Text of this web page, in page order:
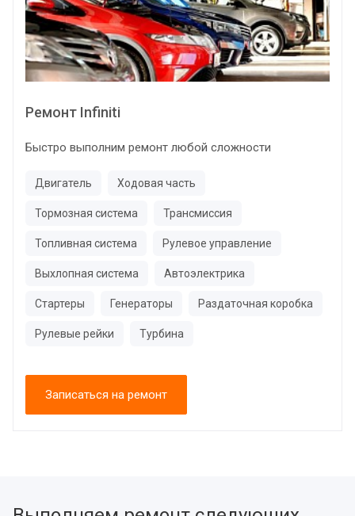
Ремонт Infiniti
Быстро выполним ремонт любой сложности
Двигатель Ходовая часть
Тормозная система Трансмиссия
Топливная система Рулевое управление
Выхлопная система Автоэлектрика
Стартеры Генераторы Раздаточная коробка
Рулевые рейки Турбина
Записаться на ремонт